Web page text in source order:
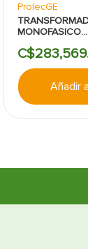
ProlecGE
MONOFASICO
PROLEC
C$283,569.
Añadir